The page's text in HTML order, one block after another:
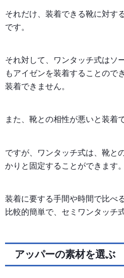
それだけ、装着できる靴に対す
です。
それ対して、ワンタッチ式はソ
もアイゼンを装着することので
装着できません。
また、靴との相性が悪いと装着
ですが、ワンタッチ式は、靴と
かりと固定することができます。
装着に要する手間や時間で比べ
比較的簡単で、セミワンタッチ
アッパーの素材を選ぶ